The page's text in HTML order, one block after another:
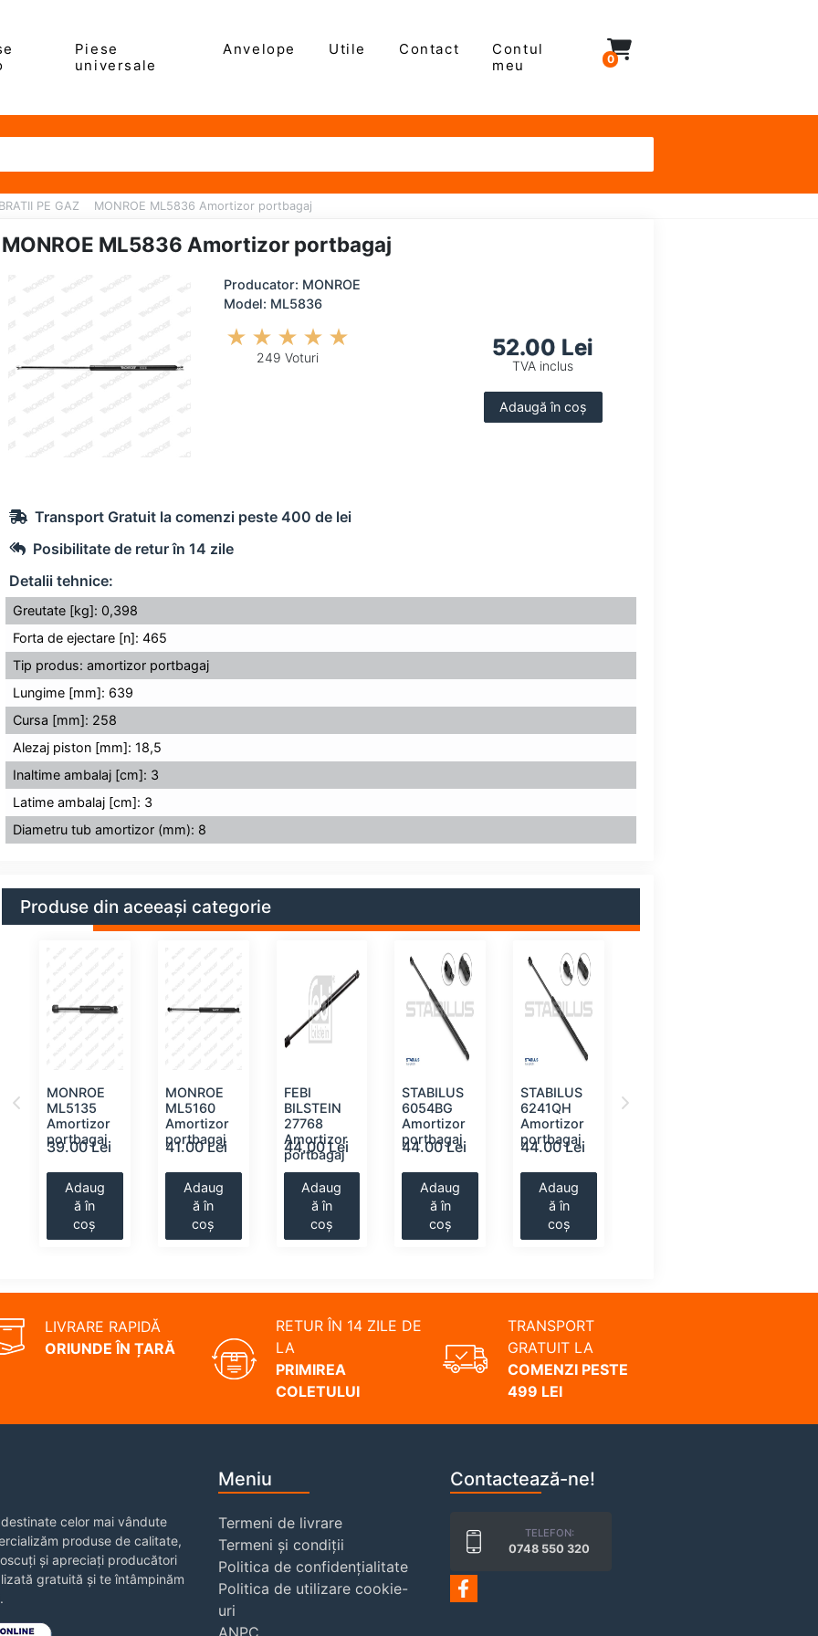
Piese
universale
Anvelope Utile Contact
Contul
meu
0
PE GAZ MONROE ML5836 Amortizor portbagaj
MONROE ML5836 Amortizor portbagaj
Producator: MONROE
Model: ML5836
249 Voturi 52.00 Lei
TVA inclus
Adaugă în coș
Transport Gratuit la comenzi peste 400 de lei
Posibilitate de retur în 14 zile
Detalii tehnice:
Greutate [kg]: 0,398
Forta de ejectare [n]: 465
Tip produs: amortizor portbagaj
Lungime [mm]: 639
Cursa [mm]: 258
Alezaj piston [mm]: 18,5
Inaltime ambalaj [cm]: 3
Latime ambalaj [cm]: 3
Diametru tub amortizor (mm): 8
Produse din aceeași categorie
MONROE
ML5135
Amortizor
portbagaj
39.00 Lei
Adaug
ă în
coș
MONROE
ML5160
Amortizor
portbagaj
41.00 Lei
Adaug
ă în
coș
FEBI
BILSTEIN
27768
Amortizor
portbagaj
44.00 Lei
Adaug
ă în
coș
STABILUS
6054BG
Amortizor
portbagaj
44.00 Lei
Adaug
ă în
coș
STABILUS
6241QH
Amortizor
portbagaj
44.00 Lei
Adaug
ă în
coș
LIVRARE RAPIDĂ
ORIUNDE ÎN ȚARĂ
RETUR ÎN 14 ZILE DE
LA
PRIMIREA
COLETULUI
TRANSPORT
GRATUIT LA
COMENZI PESTE
499 LEI
celor mai vândute
produse de calitate,
și apreciați producători
gratuită și te întâmpinăm
Meniu
Termeni de livrare
Termeni și condiții
Politica de confidențialitate
Politica de utilizare cookie-
uri
Contactează-ne!
TELEFON:
0748 550 320